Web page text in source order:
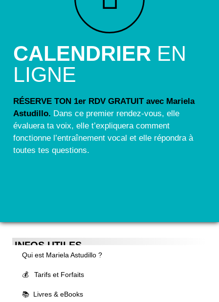
CALENDRIER EN
LIGNE
RÉSERVE TON 1er RDV GRATUIT avec Mariela
Astudillo. Dans ce premier rendez-vous, elle
évaluera ta voix, elle t’expliquera comment
fonctionne l’entraînement vocal et elle répondra à
toutes tes questions.
INFOS UTILES
Qui est Mariela Astudillo ?
💰 Tarifs et Forfaits
📚 Livres & eBooks